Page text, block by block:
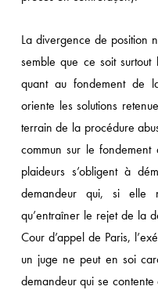
La divergence de position
semble que ce soit
quant au fondement de
oriente les solutions
terrain de la procédure
commun sur le
plaideurs s’obligent à
demandeur qui, si elle
qu’entraîner le rejet de la
Cour d’appel de Paris,
un juge ne peut en soi
demandeur qui se